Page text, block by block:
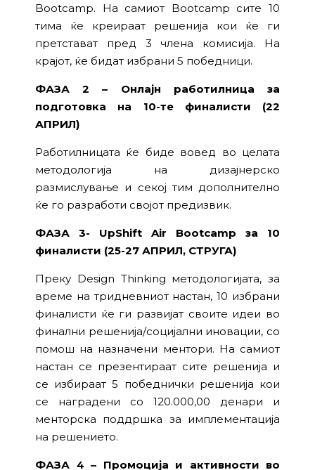
Bootcamp. На самиот Bootcamp сите 10
тима ќе креираат решенија кои ќе ги
претстават пред 3 члена комисија. На
крајот, ќе бидат избрани 5 победници.
ФАЗА 2 – Онлајн работилница за
подготовка на 10-те финалисти (22
АПРИЛ)
Работилницата ќе биде вовед во целата
методологија на дизајнерско
размислување и секој тим дополнително
ќе го разработи својот предизвик.
ФАЗА 3- UpShift Air Bootcamp за 10
финалисти (25-27 АПРИЛ, СТРУГА)
Преку Design Thinking методологијата, за
време на тридневниот настан, 10 избрани
финалисти ќе ги развијат своите идеи во
финални решенија/социјални иновации, со
помош на назначени ментори. На самиот
настан се презентираат сите решенија и
се избираат 5 победнички решенија кои
се наградени со 120.000,00 денари и
менторска поддршка за имплементација
на решението.
ФАЗА 4 – Промоција и активности во